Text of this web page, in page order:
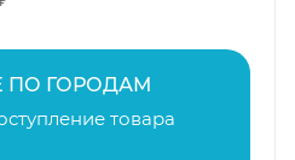
ПО ГОРОДАМ
товара